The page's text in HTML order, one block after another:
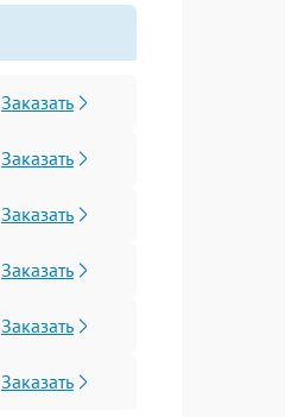
Заказать
Заказать
Заказать
Заказать
Заказать
Заказать